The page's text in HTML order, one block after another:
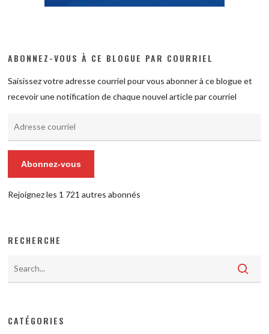
ABONNEZ-VOUS À CE BLOGUE PAR COURRIEL
Saisissez votre adresse courriel pour vous abonner à ce blogue et
recevoir une notification de chaque nouvel article par courriel
Abonnez-vous
Rejoignez les 1 721 autres abonnés
RECHERCHE
CATÉGORIES